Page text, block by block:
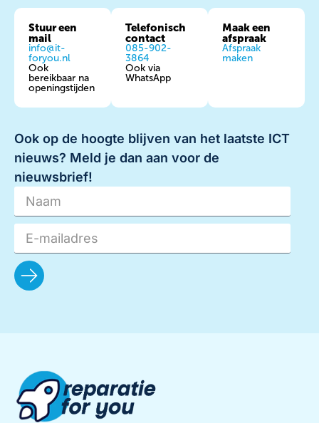
Stuur een
mail
info@it-
foryou.nl
Ook
bereikbaar na
openingstijden
Telefonisch
contact
085-902-
3864
Ook via
WhatsApp
Maak een
afspraak
Afspraak
maken
Ook op de hoogte blijven van het laatste ICT
nieuws? Meld je dan aan voor de
nieuwsbrief!